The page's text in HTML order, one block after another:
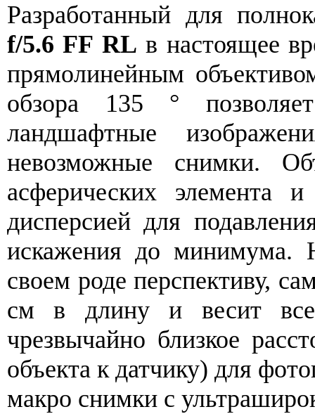
Разработанный для
f/5.6 FF RL в настоящее
прямолинейным
обзора 135 °
ландшафтные
невозможные снимки.
асферических элемента
дисперсией для
искажения до минимума.
своем роде перспективу,
см в длину и весит
чрезвычайно близкое
объекта к датчику) для
макро снимки с